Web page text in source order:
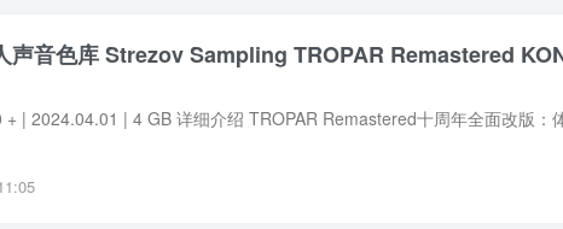
声音色库 Strezov Sampling TROPAR Remastered